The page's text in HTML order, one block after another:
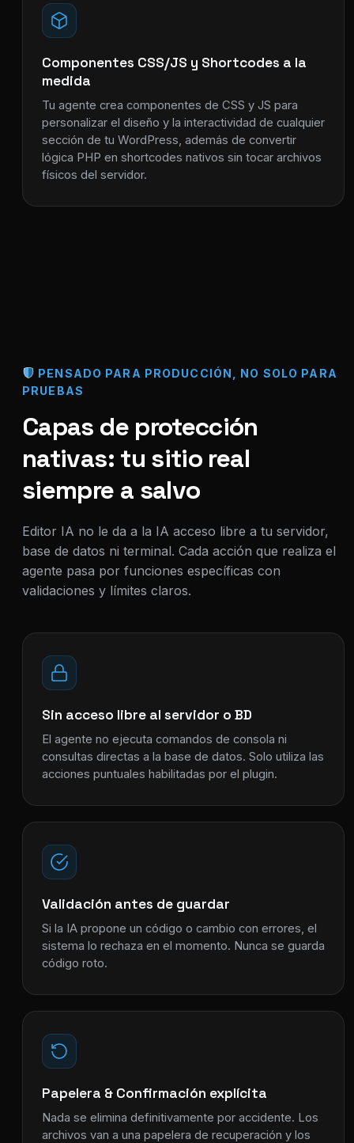
Componentes CSS/JS y Shortcodes a la
medida
Tu agente crea componentes de CSS y JS para
personalizar el diseño y la interactividad de cualquier
sección de tu WordPress, además de convertir
lógica PHP en shortcodes nativos sin tocar archivos
físicos del servidor.
PENSADO PARA PRODUCCIÓN, NO SOLO PARA
PRUEBAS
Capas de protección
nativas: tu sitio real
siempre a salvo
Editor IA no le da a la IA acceso libre a tu servidor,
base de datos ni terminal. Cada acción que realiza el
agente pasa por funciones específicas con
validaciones y límites claros.
Sin acceso libre al servidor o BD
El agente no ejecuta comandos de consola ni
consultas directas a la base de datos. Solo utiliza las
acciones puntuales habilitadas por el plugin.
Validación antes de guardar
Si la IA propone un código o cambio con errores, el
sistema lo rechaza en el momento. Nunca se guarda
código roto.
Papelera & Confirmación explícita
Nada se elimina definitivamente por accidente. Los
archivos van a una papelera de recuperación y los